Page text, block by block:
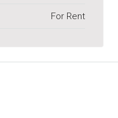
For Rent